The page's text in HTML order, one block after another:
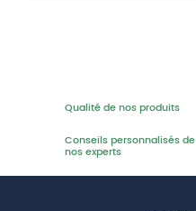
Qualité de nos produits
Conseils personnalisés de
nos experts